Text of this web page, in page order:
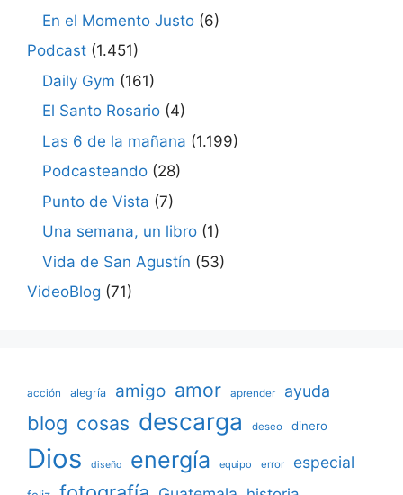
En el Momento Justo (6)
Podcast (1.451)
Daily Gym (161)
El Santo Rosario (4)
Las 6 de la mañana (1.199)
Podcasteando (28)
Punto de Vista (7)
Una semana, un libro (1)
Vida de San Agustín (53)
VideoBlog (71)
acción alegría amigo amor aprender ayuda
blog cosas descarga deseo dinero
Dios diseño energía equipo error especial